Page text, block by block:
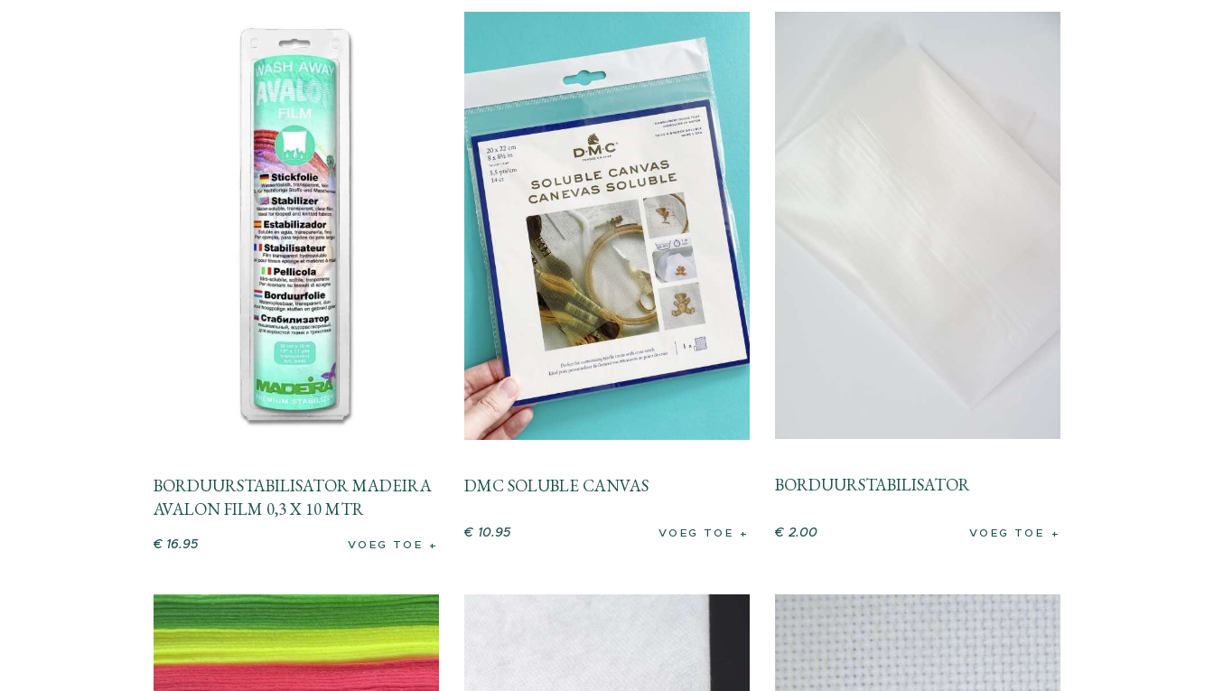
BORDUURSTABILISATOR MADEIRA
AVALON FILM 0,3 X 10 MTR
€ 16.95 VOEG TOE
DMC SOLUBLE CANVAS
€ 10.95 VOEG TOE
BORDUURSTABILISATOR
€ 2.00 VOEG TOE